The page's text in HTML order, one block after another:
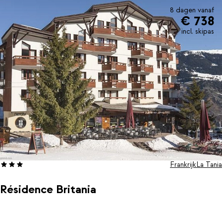
8 dagen vanaf
€ 738
incl. skipas
Résidence Britania
FrankrijkLa Tania